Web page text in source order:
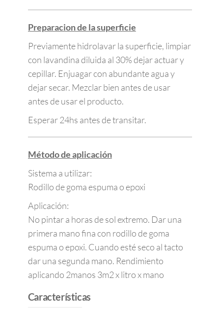
Preparacion de la superficie
Previamente hidrolavar la superficie, limpiar
con lavandina diluida al 30% dejar actuar y
cepillar. Enjuagar con abundante agua y
dejar secar. Mezclar bien antes de usar
antes de usar el producto.
Esperar 24hs antes de transitar.
Método de aplicación
Sistema a utilizar:
Rodillo de goma espuma o epoxi
Aplicación:
No pintar a horas de sol extremo. Dar una
primera mano fina con rodillo de goma
espuma o epoxi. Cuando esté seco al tacto
dar una segunda mano. Rendimiento
aplicando 2manos 3m2 x litro x mano
Características